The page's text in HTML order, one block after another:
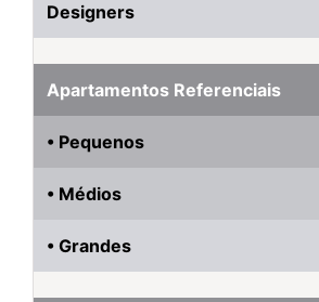
Designers
Apartamentos Referenciais
• Pequenos
• Médios
• Grandes